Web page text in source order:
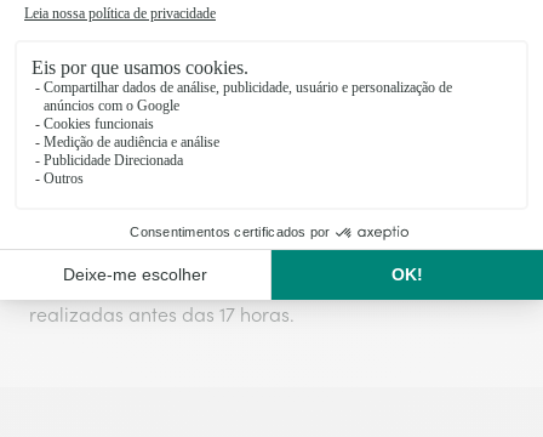
no dia da entrega para garantir a frescura das flores.
A entrega, no mesmo dia ou por marcação, é feita
diretamente pelos nossos floristas locais.
Entrega no mesmo dia para todas as encomendas
realizadas antes das 17 horas.